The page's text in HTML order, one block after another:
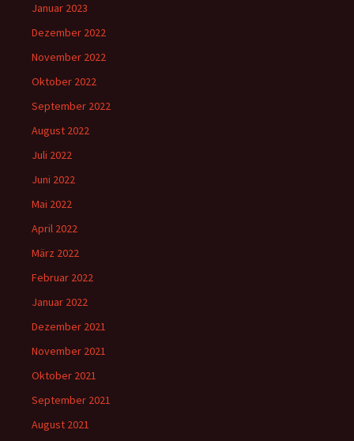
Januar 2023
Dezember 2022
November 2022
Oktober 2022
September 2022
August 2022
Juli 2022
Juni 2022
Mai 2022
April 2022
März 2022
Februar 2022
Januar 2022
Dezember 2021
November 2021
Oktober 2021
September 2021
August 2021